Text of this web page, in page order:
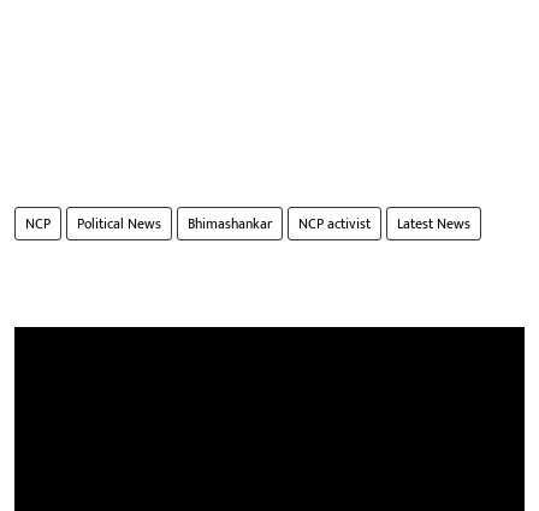
NCP Political News Bhimashankar NCP activist Latest News